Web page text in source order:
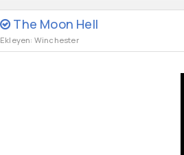
The Moon Hell
Ekleyen: Winchester